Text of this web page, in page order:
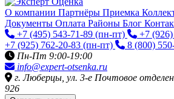
О компании Партнёры Приемка
Документы Оплата Районы Блог
+7 (495) 543-71-89 (пн-пт) +7
+7 (925) 762-20-83 (пн-пт) 8 (800)
Пн-Пт 9:00-19:00
info@expert-otsenka.ru
г. Люберцы, ул. 3-е Почтовое
926